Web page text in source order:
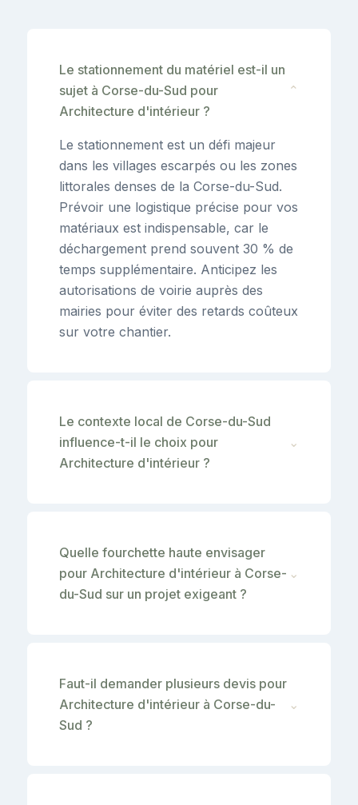
Le stationnement du matériel est-il un
sujet à Corse-du-Sud pour
Architecture d'intérieur ?
⌄
Le stationnement est un défi majeur
dans les villages escarpés ou les zones
littorales denses de la Corse-du-Sud.
Prévoir une logistique précise pour vos
matériaux est indispensable, car le
déchargement prend souvent 30 % de
temps supplémentaire. Anticipez les
autorisations de voirie auprès des
mairies pour éviter des retards coûteux
sur votre chantier.
Le contexte local de Corse-du-Sud
influence-t-il le choix pour
Architecture d'intérieur ?
⌄
Quelle fourchette haute envisager
pour Architecture d'intérieur à Corse-
du-Sud sur un projet exigeant ?
⌄
Faut-il demander plusieurs devis pour
Architecture d'intérieur à Corse-du-
Sud ?
⌄